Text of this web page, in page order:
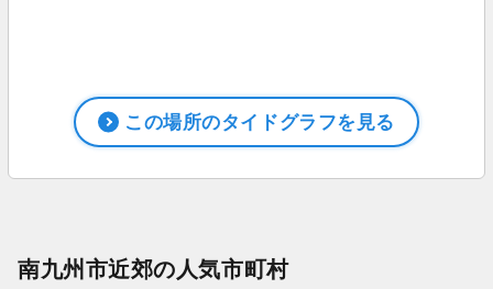
この場所のタイドグラフを見る
南九州市近郊の人気市町村